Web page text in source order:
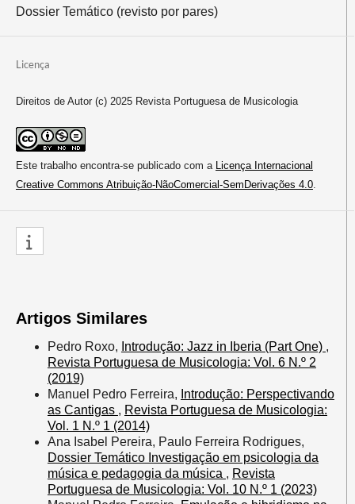
Dossier Temático (revisto por pares)
Licença
Direitos de Autor (c) 2025 Revista Portuguesa de Musicologia
Este trabalho encontra-se publicado com a Licença Internacional
Creative Commons Atribuição-NãoComercial-SemDerivações 4.0.
Artigos Similares
Pedro Roxo, Introdução: Jazz in Iberia (Part One) ,
Revista Portuguesa de Musicologia: Vol. 6 N.º 2
(2019)
Manuel Pedro Ferreira, Introdução: Perspectivando
as Cantigas , Revista Portuguesa de Musicologia:
Vol. 1 N.º 1 (2014)
Ana Isabel Pereira, Paulo Ferreira Rodrigues,
Dossier Temático Investigação em psicologia da
música e pedagogia da música , Revista
Portuguesa de Musicologia: Vol. 10 N.º 1 (2023)